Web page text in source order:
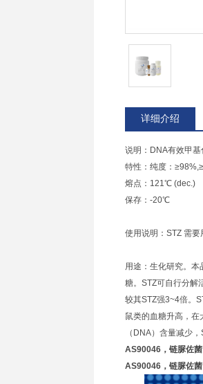
详细介绍
说明：DNA有效甲
特性：纯度：
熔点：121℃ (dec.)
保存：-20℃
使用说明：STZ 需
用途：生化研究。
糖。STZ可自行分解
较其STZ强3~4倍。
鼠类的血糖升高，
（DNA）含量减少
AS90046，链脲佐
AS90046，链脲佐